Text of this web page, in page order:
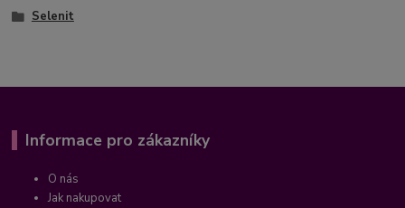
Selenit
Informace pro zákazníky
O nás
Jak nakupovat